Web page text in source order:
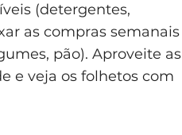
(detergentes,
as compras semanais
pão). Aproveite as
e veja os folhetos com